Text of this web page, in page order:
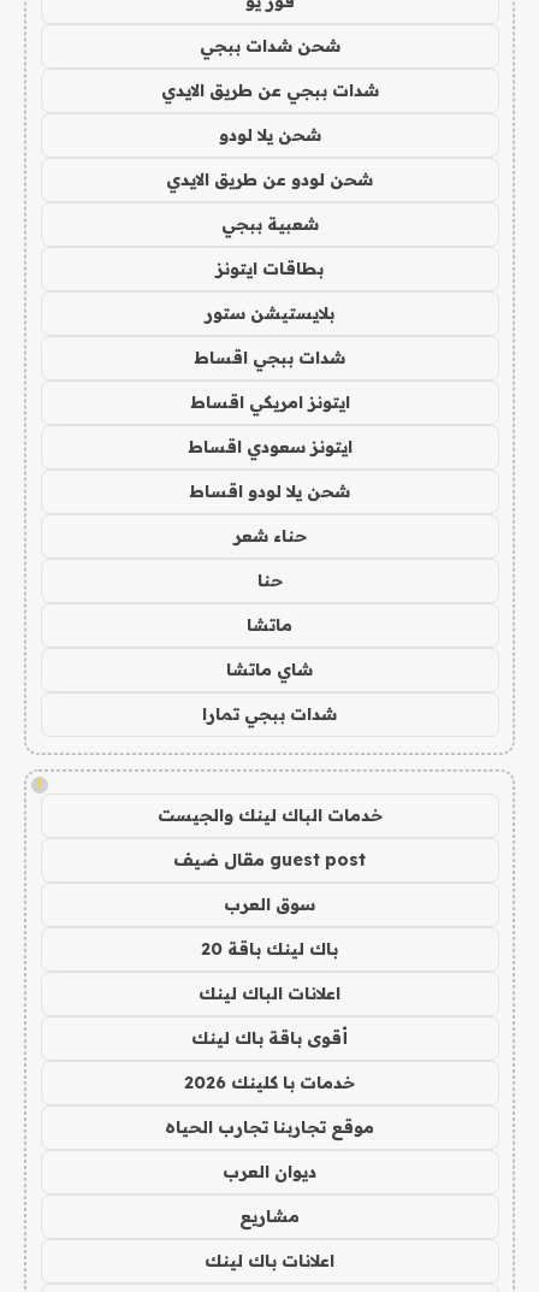
شحن شدات ببجي
شدات ببجي عن طريق الايدي
شحن يلا لودو
شحن لودو عن طريق الايدي
شعبية ببجي
بطاقات ايتونز
بلايستيشن ستور
شدات ببجي اقساط
ايتونز امريكي اقساط
ايتونز سعودي اقساط
شحن يلا لودو اقساط
حناء شعر
حنا
ماتشا
شاي ماتشا
شدات ببجي تمارا
!
خدمات الباك لينك والجيست
guest post مقال ضيف
سوق العرب
باك لينك باقة 20
اعلانات الباك لينك
أقوى باقة باك لينك
خدمات با كلينك 2026
موقع تجاربنا تجارب الحياه
ديوان العرب
مشاريع
اعلانات باك لينك